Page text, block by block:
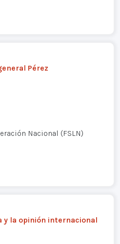
Pérez
Nacional (FSLN)
y la opinión internacional